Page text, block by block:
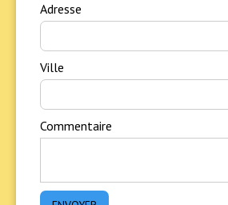
Adresse
Ville
Commentaire